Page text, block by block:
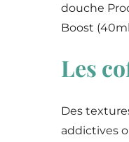
douche
Boost
Les
Des
addictives